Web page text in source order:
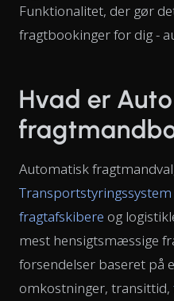
Funktionalitet, der gør
fragtbookinger for dig -
Hvad er
Automatisk
Transportstyringssystem
fragtafskibere og
mest hensigtsmæssige
forsendelser baseret på
omkostninger, transittid,